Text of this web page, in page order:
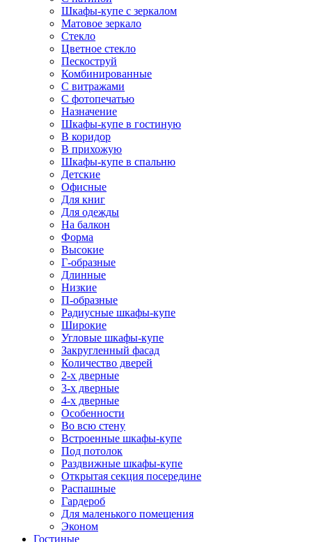
Шкафы-купе с зеркалом
Матовое зеркало
Стекло
Цветное стекло
Пескоструй
Комбинированные
С витражами
С фотопечатью
Назначение
Шкафы-купе в гостиную
В коридор
В прихожую
Шкафы-купе в спальню
Детские
Офисные
Для книг
Для одежды
На балкон
Форма
Высокие
Г-образные
Длинные
Низкие
П-образные
Радиусные шкафы-купе
Широкие
Угловые шкафы-купе
Закругленный фасад
Количество дверей
2-х дверные
3-х дверные
4-х дверные
Особенности
Во всю стену
Встроенные шкафы-купе
Под потолок
Раздвижные шкафы-купе
Открытая секция посередине
Распашные
Гардероб
Для маленького помещения
Эконом
Гостиные